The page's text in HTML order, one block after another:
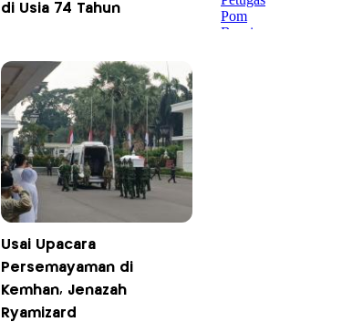
di Usia 74 Tahun
Usai Upacara
Persemayaman di
Kemhan, Jenazah
Ryamizard